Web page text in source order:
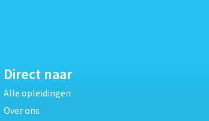
Direct naar
Alle opleidingen
Over ons